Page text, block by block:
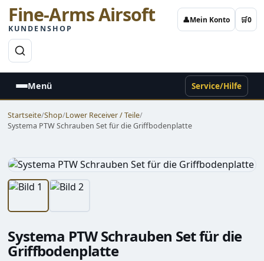
Fine-Arms Airsoft
KUNDENSHOP
👤Mein Konto 🛒0
Menü Service/Hilfe
Startseite/Shop/Lower Receiver / Teile/
Systema PTW Schrauben Set für die Griffbodenplatte
Systema PTW Schrauben Set für die
Griffbodenplatte